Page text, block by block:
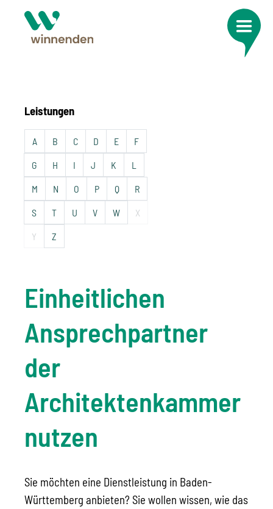
Leistungen
A B C D E F
G H I J K L
M N O P Q R
S T U V W X
Y Z
Einheitlichen
Ansprechpartner
der
Architektenkammer
nutzen
Sie möchten eine Dienstleistung in Baden-
Württemberg anbieten? Sie wollen wissen, wie das